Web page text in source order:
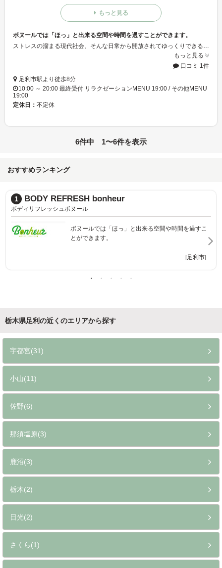
もっと見る
ボヌールでは「ほっ」と出来る空間や時間を過すことができます。
ストレスの溜まる現代社会、そんな日常から開放されてゆっくりできる空間や時間はまさに‘オアシス’ボヌールではそんなオアシスで気分にさせてくれます。施術スペースは完全個室だから安心して利用することができますよ♪
もっと見る
口コミ 1件
足利市駅より徒歩8分
10:00 ～ 20:00 最終受付 リラクゼーションMENU 19:00 / その他MENU
19:00
定休日： 不定休
6件中 1〜6件を表示
おすすめランキング
1 BODY REFRESH bonheur
ボディリフレッシュボヌール
ボヌールでは「ほっ」と出来る空間や時間を過すこ
とができます。
[足利市]
栃木県足利の近くのエリアから探す
宇都宮(31)
小山(11)
佐野(6)
那須塩原(3)
鹿沼(3)
栃木(2)
日光(2)
さくら(1)